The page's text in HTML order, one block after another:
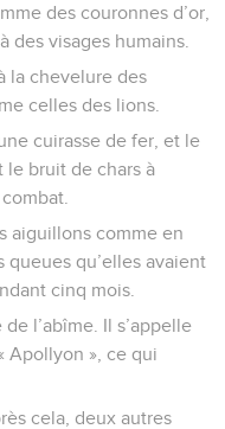
des couronnes d’or,
des visages humains.
la chevelure des
celles des lions.
cuirasse de fer, et le
le bruit de chars à
aiguillons comme en
queues qu’elles avaient
cinq mois.
l’abîme. Il s’appelle
Apollyon », ce qui
cela, deux autres